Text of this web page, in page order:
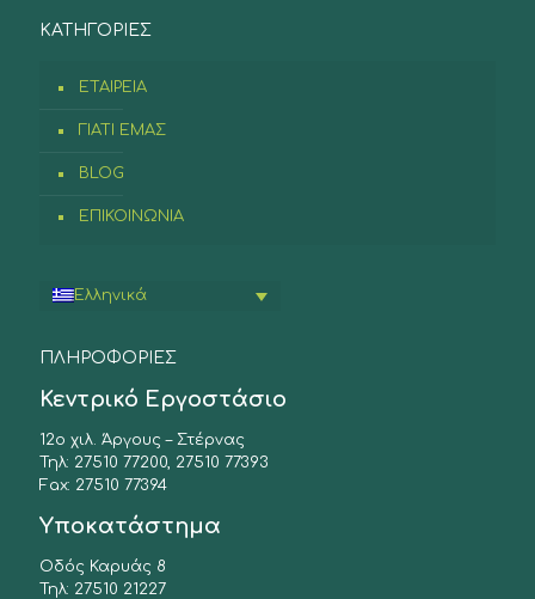
ΚΑΤΗΓΟΡΙΕΣ
ΕΤΑΙΡΕΙΑ
ΓΙΑΤΙ ΕΜΑΣ
BLOG
ΕΠΙΚΟΙΝΩΝΙΑ
Ελληνικά
ΠΛΗΡΟΦΟΡΙΕΣ
Κεντρικό Εργοστάσιο
12ο χιλ. Άργους – Στέρνας
Τηλ: 27510 77200, 27510 77393
Fax: 27510 77394
Υποκατάστημα
Οδός Καρυάς 8
Τηλ: 27510 21227